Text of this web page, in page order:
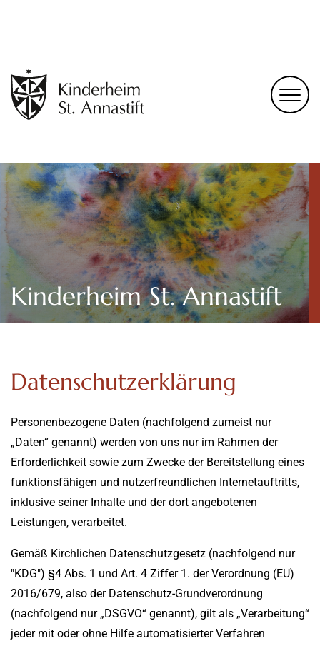
Kinderheim St. Annastift
Datenschutzerklärung
Personenbezogene Daten (nachfolgend zumeist nur
„Daten“ genannt) werden von uns nur im Rahmen der
Erforderlichkeit sowie zum Zwecke der Bereitstellung eines
funktionsfähigen und nutzerfreundlichen Internetauftritts,
inklusive seiner Inhalte und der dort angebotenen
Leistungen, verarbeitet.
Gemäß Kirchlichen Datenschutzgesetz (nachfolgend nur
"KDG") §4 Abs. 1 und Art. 4 Ziffer 1. der Verordnung (EU)
2016/679, also der Datenschutz-Grundverordnung
(nachfolgend nur „DSGVO“ genannt), gilt als „Verarbeitung“
jeder mit oder ohne Hilfe automatisierter Verfahren